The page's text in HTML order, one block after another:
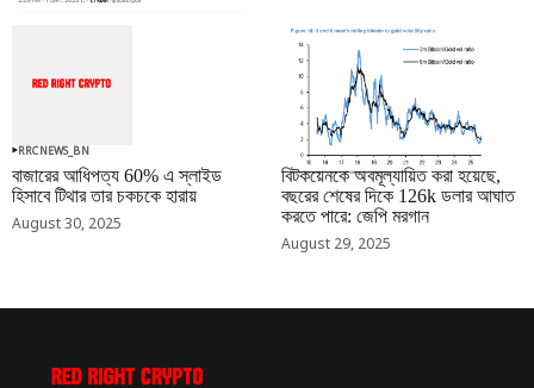
RRCNEWS_BN
বাজারের আধিপত্য 60% এ স্লাইড
হিসাবে টিথার তার চকচকে হারায়
August 30, 2025
RRCNEWS_BN
বিটকয়েনকে অবমূল্যায়িত করা হয়েছে,
বছরের শেষের দিকে 126k ডলার আঘাত
করতে পারে: জেপি মরগান
August 29, 2025